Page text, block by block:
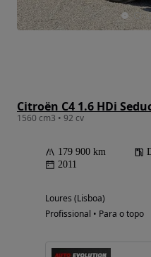
Citroën C4 1.6 HDi
1560 cm3 • 92 cv
179 900 km
2011
Loures (Lisboa)
Profissional • Para o topo